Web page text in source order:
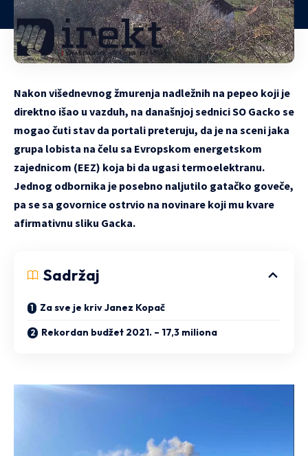
Nakon višednevnog žmurenja nadležnih na pepeo koji je
direktno išao u vazduh, na današnjoj sednici SO Gacko se
mogao čuti stav da portali preteruju, da je na sceni jaka
grupa lobista na čelu sa Evropskom energetskom
zajednicom (EEZ) koja bi da ugasi termoelektranu.
Jednog odbornika je posebno naljutilo gatačko goveče,
pa se sa govornice ostrvio na novinare koji mu kvare
afirmativnu sliku Gacka.
Sadržaj
Za sve je kriv Janez Kopač
Rekordan budžet 2021. – 17,3 miliona